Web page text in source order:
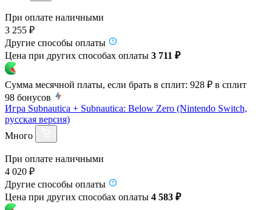
При оплате наличными
3 255 ₽
Другие способы оплаты
Цена при других способах оплаты 3 711 ₽
Сумма месячной платы, если брать в сплит: 928 ₽ в сплит
98 бонусов
Игра Subnautica + Subnautica: Below Zero (Nintendo Switch,
русская версия)
Много
При оплате наличными
4 020 ₽
Другие способы оплаты
Цена при других способах оплаты 4 583 ₽